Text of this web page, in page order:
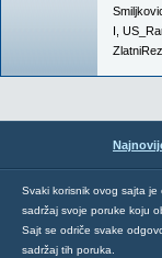
I
ZlatniRez
Svaki korisnik ovog sajta je
sadržaj svoje poruke koju
Sajt se odriče svake
sadržaj tih poruka.